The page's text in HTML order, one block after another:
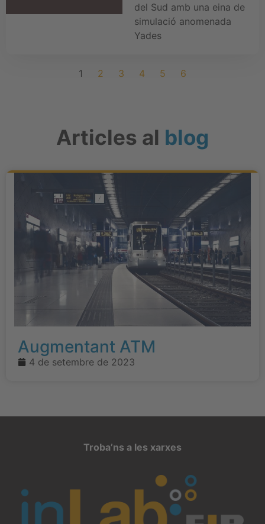
del Sud amb una eina de
simulació anomenada
Yades
1 2 3 4 5 6
Articles al blog
Augmentant ATM
4 de setembre de 2023
Troba’ns a les xarxes